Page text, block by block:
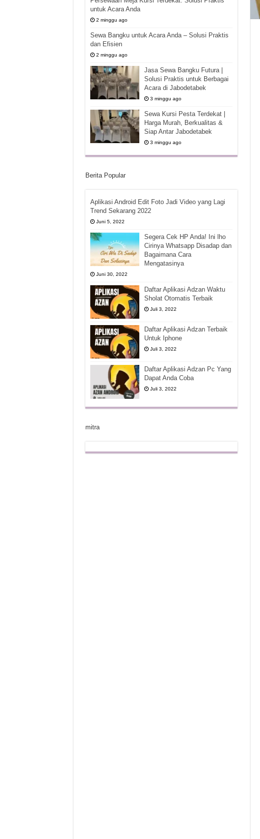
untuk Acara Anda
2 minggu ago
Sewa Bangku untuk Acara Anda – Solusi Praktis
dan Efisien
2 minggu ago
Jasa Sewa Bangku Futura |
Solusi Praktis untuk Berbagai
Acara di Jabodetabek
3 minggu ago
Sewa Kursi Pesta Terdekat |
Harga Murah, Berkualitas &
Siap Antar Jabodetabek
3 minggu ago
Berita Popular
Aplikasi Android Edit Foto Jadi Video yang Lagi
Trend Sekarang 2022
Juni 5, 2022
Segera Cek HP Anda! Ini lho
Cirinya Whatsapp Disadap dan
Bagaimana Cara
Mengatasinya
Juni 30, 2022
Daftar Aplikasi Adzan Waktu
Sholat Otomatis Terbaik
Juli 3, 2022
Daftar Aplikasi Adzan Terbaik
Untuk Iphone
Juli 3, 2022
Daftar Aplikasi Adzan Pc Yang
Dapat Anda Coba
Juli 3, 2022
mitra